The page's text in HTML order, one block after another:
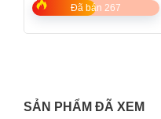
5
Đã bán 267
SẢN PHẨM ĐÃ XEM